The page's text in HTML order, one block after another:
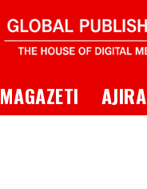
MAGAZETI AJIRA